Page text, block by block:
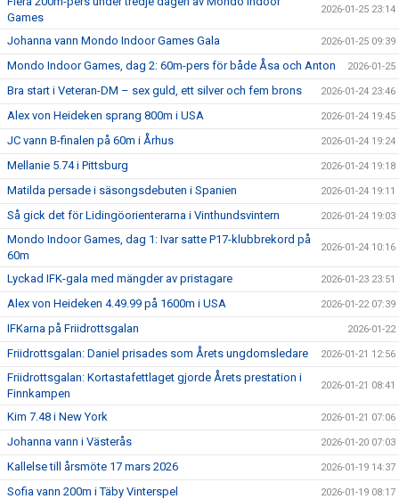
Games
2026-01-25 23:14
Johanna vann Mondo Indoor Games Gala 2026-01-25 09:39
Mondo Indoor Games, dag 2: 60m-pers för både Åsa och Anton 2026-01-25
Bra start i Veteran-DM – sex guld, ett silver och fem brons 2026-01-24 23:46
Alex von Heideken sprang 800m i USA 2026-01-24 19:45
JC vann B-finalen på 60m i Århus 2026-01-24 19:24
Mellanie 5.74 i Pittsburg 2026-01-24 19:18
Matilda persade i säsongsdebuten i Spanien 2026-01-24 19:11
Så gick det för Lidingöorienterarna i Vinthundsvintern 2026-01-24 19:03
Mondo Indoor Games, dag 1: Ivar satte P17-klubbrekord på
60m
2026-01-24 10:16
Lyckad IFK-gala med mängder av pristagare 2026-01-23 23:51
Alex von Heideken 4.49.99 på 1600m i USA 2026-01-22 07:39
IFKarna på Friidrottsgalan 2026-01-22
Friidrottsgalan: Daniel prisades som Årets ungdomsledare 2026-01-21 12:56
Friidrottsgalan: Kortastafettlaget gjorde Årets prestation i
Finnkampen
2026-01-21 08:41
Kim 7.48 i New York 2026-01-21 07:06
Johanna vann i Västerås 2026-01-20 07:03
Kallelse till årsmöte 17 mars 2026 2026-01-19 14:37
Sofia vann 200m i Täby Vinterspel 2026-01-19 08:17